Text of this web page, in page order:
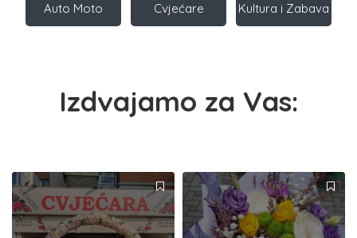
Auto Moto Cvjećare Kultura i Zabava
Izdvajamo za Vas: